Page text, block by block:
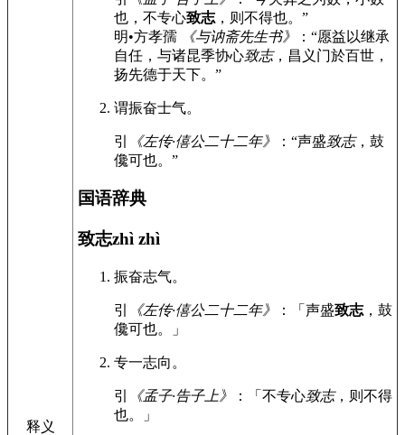
释义
也，不专心致志 ，则不得也。”
明•方孝孺
《与讷斋先生书》
：“愿益以继承
自任，与诸昆季协心致志，昌义门於百世，
扬先德于天下。”
谓振奋士气。
引 《左传·僖公二十二年》 ：“声盛致志，鼓
儳可也。”
国语辞典
致志zhì zhì
振奋志气。
引 《左传·僖公二十二年》 ：「声盛致志 ，鼓
儳可也。」
专一志向。
引 《孟子·告子上》 ：「不专心致志，则不得
也。」